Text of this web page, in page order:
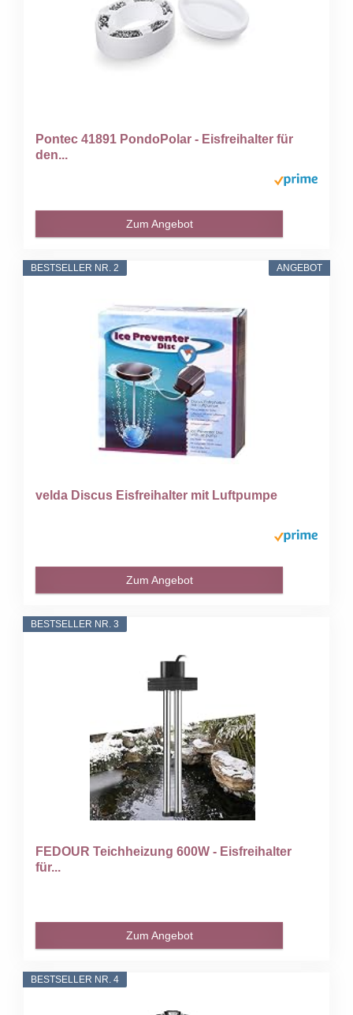
Pontec 41891 PondoPolar - Eisfreihalter für
den...
Zum Angebot
ANGEBOT
BESTSELLER NR. 2
velda Discus Eisfreihalter mit Luftpumpe
Zum Angebot
BESTSELLER NR. 3
FEDOUR Teichheizung 600W - Eisfreihalter
für...
Zum Angebot
BESTSELLER NR. 4